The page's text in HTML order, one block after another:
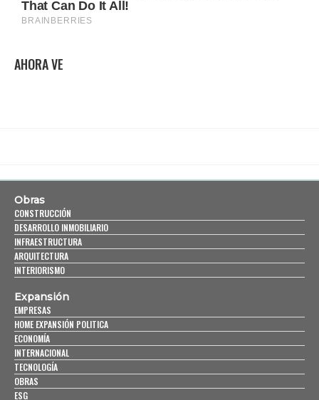
AHORA VE
Obras
CONSTRUCCIÓN
DESARROLLO INMOBILIARIO
INFRAESTRUCTURA
ARQUITECTURA
INTERIORISMO
Expansión
EMPRESAS
HOME EXPANSIÓN POLITICA
ECONOMÍA
INTERNACIONAL
TECNOLOGÍA
OBRAS
ESG